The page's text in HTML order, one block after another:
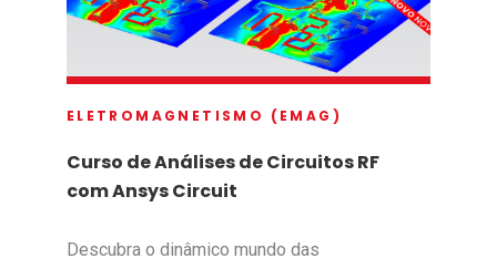
ELETROMAGNETISMO (EMAG)
Curso de Análises de Circuitos RF
com Ansys Circuit
Descubra o dinâmico mundo das